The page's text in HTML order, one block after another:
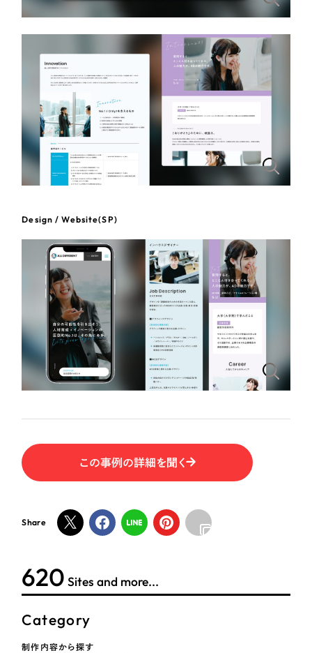
624Sites and more...
Category
制作内容から探す
Design / Website(SP)
この事例の詳細を聞く
Share